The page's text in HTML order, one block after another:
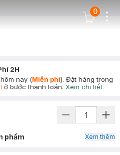
Cart Icon
0
2H
hôm nay (Miễn phí). Đặt hàng trong
ở bước thanh toán. Xem chi tiết
phẩm Xem thêm